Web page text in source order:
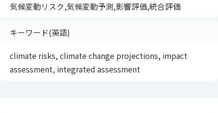
気候変動リスク,気候変動予測,影響評価,統合評価
キーワード(英語)
climate risks, climate change projections, impact
assessment, integrated assessment